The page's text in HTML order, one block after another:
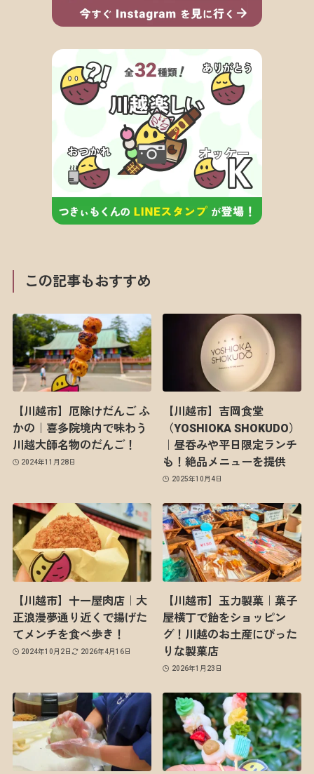
この記事もおすすめ
【川越市】厄除けだんご ふ
かの｜喜多院境内で味わう
川越大師名物のだんご！
2024年11月28日
【川越市】吉岡食堂
（YOSHIOKA SHOKUDO）
｜昼呑みや平日限定ランチ
も！絶品メニューを提供
2025年10月4日
【川越市】十一屋肉店｜大
正浪漫夢通り近くで揚げた
てメンチを食べ歩き！
2024年10月2日 2026年4月16日
【川越市】玉力製菓｜菓子
屋横丁で飴をショッピン
グ！川越のお土産にぴった
りな製菓店
2026年1月23日